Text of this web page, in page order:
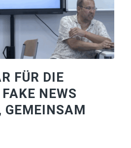
FÜR DIE
NEWS
GEMEINSAM